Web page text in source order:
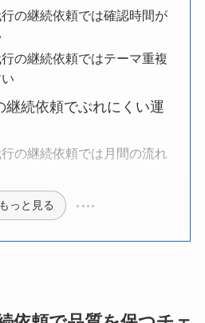
の継続依頼では確認時間が
の継続依頼ではテーマ重複
継続依頼でぶれにくい運
の継続依頼では月間の流れ
もっと見る